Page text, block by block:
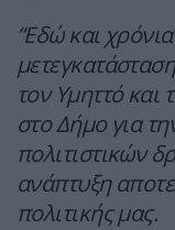
“Εδώ και
τον Υμηττό
στο Δήμο για
πολιτιστικών
ανάπτυξη
πολιτικής μας.